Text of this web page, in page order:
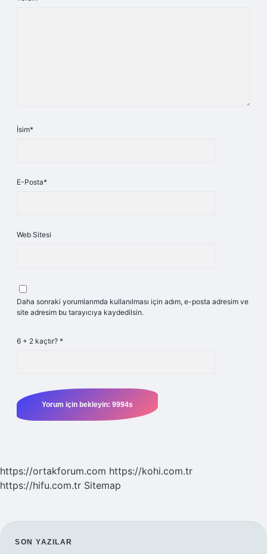
İsim*
E-Posta*
Web Sitesi
Daha sonraki yorumlarımda kullanılması için adım, e-posta adresim ve
site adresim bu tarayıcıya kaydedilsin.
6 + 2 kaçtır? *
https://ortakforum.com https://kohi.com.tr
https://hifu.com.tr Sitemap
SON YAZILAR